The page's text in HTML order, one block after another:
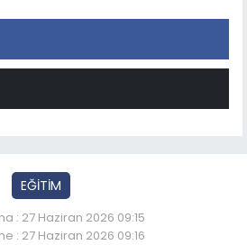
EĞİTİM
: 27 Haziran 2026 09:15
: 27 Haziran 2026 09:16